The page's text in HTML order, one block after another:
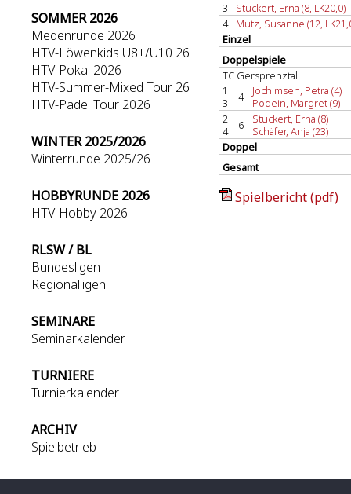
SOMMER 2026
Medenrunde 2026
HTV-Löwenkids U8+/U10 26
HTV-Pokal 2026
HTV-Summer-Mixed Tour 26
HTV-Padel Tour 2026
WINTER 2025/2026
Winterrunde 2025/26
HOBBYRUNDE 2026
HTV-Hobby 2026
RLSW / BL
Bundesligen
Regionalligen
SEMINARE
Seminarkalender
TURNIERE
Turnierkalender
ARCHIV
Spielbetrieb
3
Stuckert, Erna (8, LK20,0)
4
Mutz, Susanne (12,
Einzel
Doppelspiele
TC Gersprenztal
1
3
4
Jochimsen, Petra (4)
Podein, Margret (9)
2
4
6
Stuckert, Erna (8)
Schäfer, Anja (23)
Doppel
Gesamt
Spielbericht (pdf)